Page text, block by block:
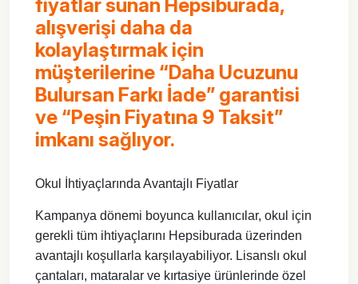
fiyatlar sunan Hepsiburada,
alışverişi daha da
kolaylaştırmak için
müşterilerine “Daha Ucuzunu
Bulursan Farkı İade” garantisi
ve “Peşin Fiyatına 9 Taksit”
imkanı sağlıyor.
Okul İhtiyaçlarında Avantajlı Fiyatlar
Kampanya dönemi boyunca kullanıcılar, okul için
gerekli tüm ihtiyaçlarını Hepsiburada üzerinden
avantajlı koşullarla karşılayabiliyor. Lisanslı okul
çantaları, mataralar ve kırtasiye ürünlerinde özel